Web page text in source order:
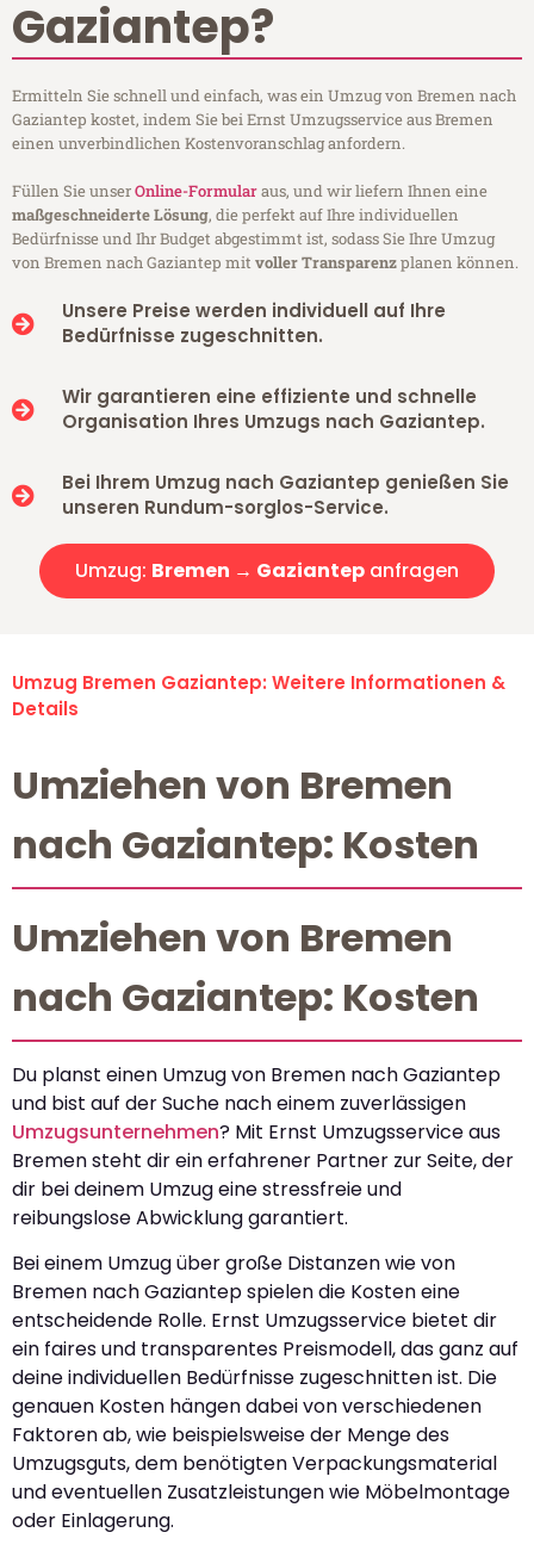
Gaziantep?
Ermitteln Sie schnell und einfach, was ein Umzug von Bremen nach
Gaziantep kostet, indem Sie bei Ernst Umzugsservice aus Bremen
einen unverbindlichen Kostenvoranschlag anfordern.
Füllen Sie unserOnline-Formularaus, und wir liefern Ihnen eine
maßgeschneiderte Lösung, die perfekt auf Ihre individuellen
Bedürfnisse und Ihr Budget abgestimmt ist, sodass Sie Ihre Umzug
von Bremen nach Gaziantep mitvoller Transparenzplanen können.
Unsere Preise werden individuell auf Ihre
Bedürfnisse zugeschnitten.
Wir garantieren eine effiziente und schnelle
Organisation Ihres Umzugs nach Gaziantep.
Bei Ihrem Umzug nach Gaziantep genießen Sie
unseren Rundum-sorglos-Service.
Umzug: Bremen → Gaziantep anfragen
Umzug Bremen Gaziantep: Weitere Informationen &
Details
Umziehen von Bremen
nach Gaziantep: Kosten
Umziehen von Bremen
nach Gaziantep: Kosten
Du planst einen Umzug von Bremen nach Gaziantep
und bist auf der Suche nach einem zuverlässigen
Umzugsunternehmen? Mit Ernst Umzugsservice aus
Bremen steht dir ein erfahrener Partner zur Seite, der
dir bei deinem Umzug eine stressfreie und
reibungslose Abwicklung garantiert.
Bei einem Umzug über große Distanzen wie von
Bremen nach Gaziantep spielen die Kosten eine
entscheidende Rolle. Ernst Umzugsservice bietet dir
ein faires und transparentes Preismodell, das ganz auf
deine individuellen Bedürfnisse zugeschnitten ist. Die
genauen Kosten hängen dabei von verschiedenen
Faktoren ab, wie beispielsweise der Menge des
Umzugsguts, dem benötigten Verpackungsmaterial
und eventuellen Zusatzleistungen wie Möbelmontage
oder Einlagerung.